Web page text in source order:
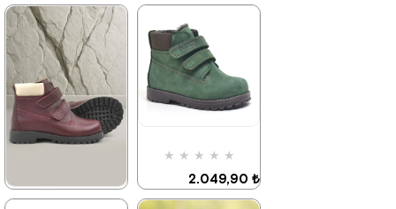
★ ★ ★ ★ ★
2.259,90 ₺
3.879,90 ₺
%42İndirim
Ücretsiz
Kargo
★
2.259,90 ₺
3.879,90 ₺
★ ★ ★ ★ ★
2.049,90 ₺